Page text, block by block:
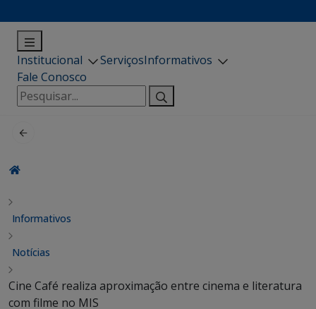
Institucional ServiçosInformativos
Fale Conosco
Pesquisar
por:
Informativos
Notícias
Cine Café realiza aproximação entre cinema e literatura
com filme no MIS